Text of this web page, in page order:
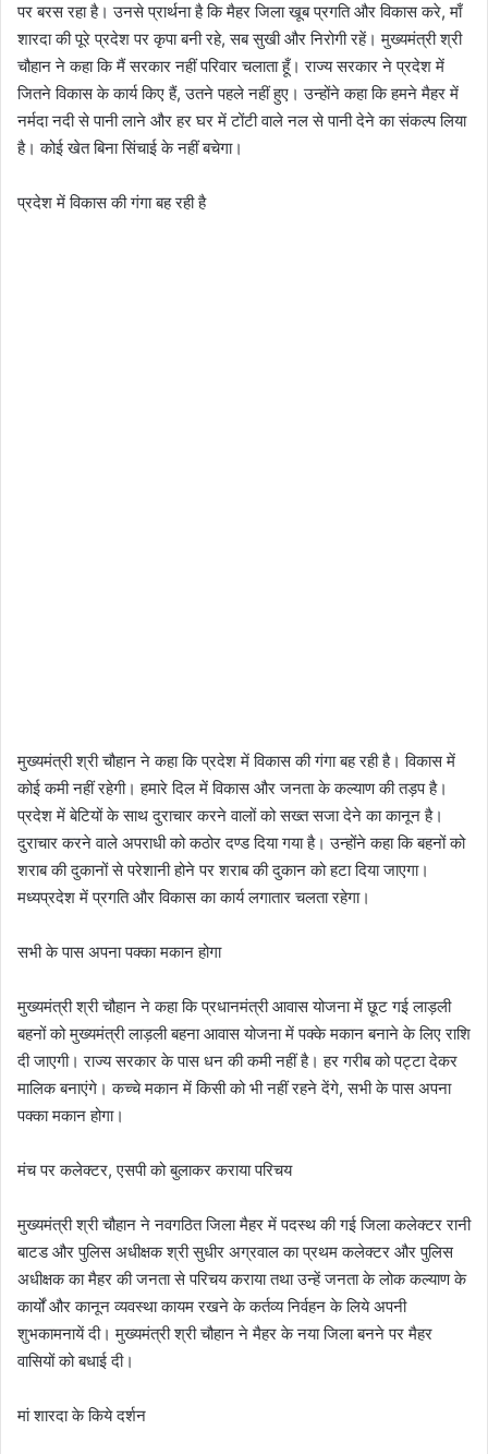
पर बरस रहा है। उनसे प्रार्थना है कि मैहर जिला खूब प्रगति और विकास करे, माँ
शारदा की पूरे प्रदेश पर कृपा बनी रहे, सब सुखी और निरोगी रहें। मुख्यमंत्री श्री
चौहान ने कहा कि मैं सरकार नहीं परिवार चलाता हूँ। राज्य सरकार ने प्रदेश में
जितने विकास के कार्य किए हैं, उतने पहले नहीं हुए। उन्होंने कहा कि हमने मैहर में
नर्मदा नदी से पानी लाने और हर घर में टोंटी वाले नल से पानी देने का संकल्प लिया
है। कोई खेत बिना सिंचाई के नहीं बचेगा।
प्रदेश में विकास की गंगा बह रही है
मुख्यमंत्री श्री चौहान ने कहा कि प्रदेश में विकास की गंगा बह रही है। विकास में
कोई कमी नहीं रहेगी। हमारे दिल में विकास और जनता के कल्याण की तड़प है।
प्रदेश में बेटियों के साथ दुराचार करने वालों को सख्त सजा देने का कानून है।
दुराचार करने वाले अपराधी को कठोर दण्ड दिया गया है। उन्होंने कहा कि बहनों को
शराब की दुकानों से परेशानी होने पर शराब की दुकान को हटा दिया जाएगा।
मध्यप्रदेश में प्रगति और विकास का कार्य लगातार चलता रहेगा।
सभी के पास अपना पक्का मकान होगा
मुख्यमंत्री श्री चौहान ने कहा कि प्रधानमंत्री आवास योजना में छूट गई लाड़ली
बहनों को मुख्यमंत्री लाड़ली बहना आवास योजना में पक्के मकान बनाने के लिए राशि
दी जाएगी। राज्य सरकार के पास धन की कमी नहीं है। हर गरीब को पट्टा देकर
मालिक बनाएंगे। कच्चे मकान में किसी को भी नहीं रहने देंगे, सभी के पास अपना
पक्का मकान होगा।
मंच पर कलेक्टर, एसपी को बुलाकर कराया परिचय
मुख्यमंत्री श्री चौहान ने नवगठित जिला मैहर में पदस्थ की गई जिला कलेक्टर रानी
बाटड और पुलिस अधीक्षक श्री सुधीर अग्रवाल का प्रथम कलेक्टर और पुलिस
अधीक्षक का मैहर की जनता से परिचय कराया तथा उन्हें जनता के लोक कल्याण के
कार्यों और कानून व्यवस्था कायम रखने के कर्तव्य निर्वहन के लिये अपनी
शुभकामनायें दी। मुख्यमंत्री श्री चौहान ने मैहर के नया जिला बनने पर मैहर
वासियों को बधाई दी।
मां शारदा के किये दर्शन